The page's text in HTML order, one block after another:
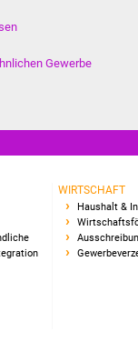
Gewerbe
WIRTSCHAFT
Haushalt &